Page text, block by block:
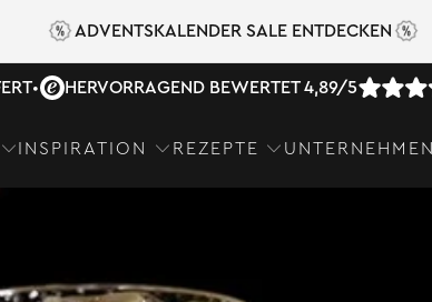
ADVENTSKALENDER SALE ENTDECKEN
• HERVORRAGEND BEWERTET 4,89/5
INSPIRATION REZEPTE UNTERNEHMEN